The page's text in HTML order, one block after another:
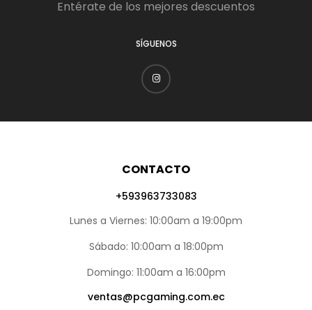
Entérate de los mejores descuentos
SÍGUENOS
CONTACTO
+593963733083
Lunes a Viernes: 10:00am a 19:00pm
Sábado: 10:00am a 18:00pm
Domingo: 11:00am a 16:00pm
ventas@pcgaming.com.ec